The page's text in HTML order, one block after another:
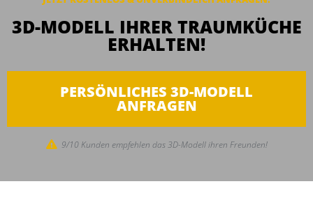
3D-MODELL IHRER TRAUMKÜCHE
ERHALTEN!
PERSÖNLICHES 3D-MODELL
ANFRAGEN
9/10 Kunden empfehlen das 3D-Modell ihren Freunden!